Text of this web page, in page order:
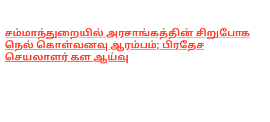
சம்மாந்துறையில் அரசாங்கத்தின் சிறுபோக
நெல் கொள்வனவு ஆரம்பம்; பிரதேச
செயலாளர் கள ஆய்வு